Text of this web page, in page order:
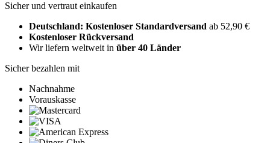
Sicher und vertraut einkaufen
Deutschland: Kostenloser Standardversand ab 52,90 €
Kostenloser Rückversand
Wir liefern weltweit in über 40 Länder
Sicher bezahlen mit
Nachnahme
Vorauskasse